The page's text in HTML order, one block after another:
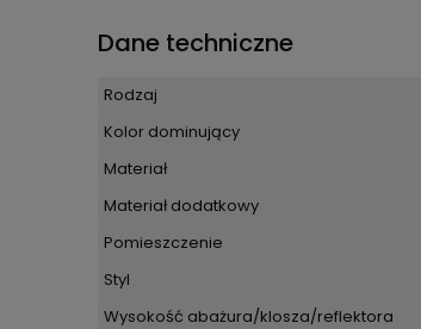
Dane techniczne
Rodzaj
Kolor dominujący
Materiał
Materiał dodatkowy
Pomieszczenie
Styl
Wysokość abażura/klosza/reflektora